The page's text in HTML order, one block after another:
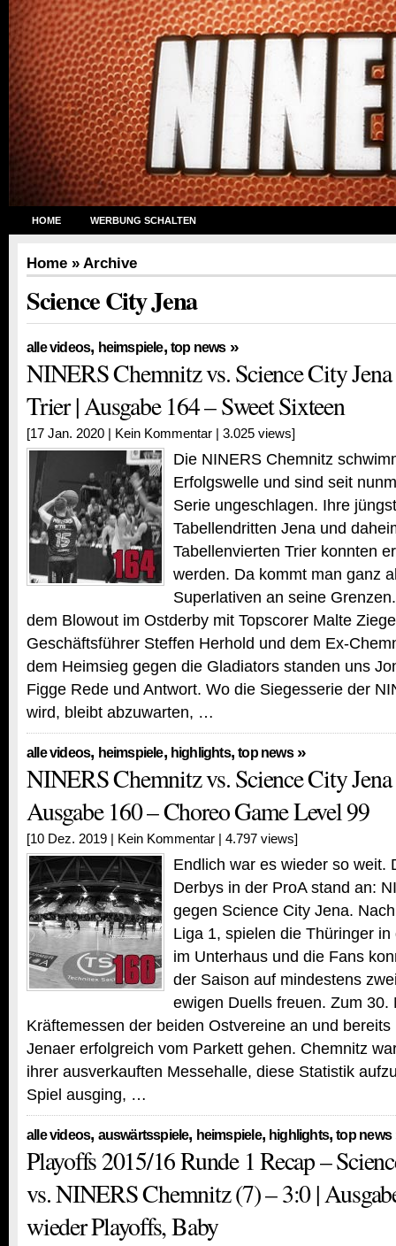
HOME WERBUNG SCHALTEN
Home » Archive
Science City Jena
alle videos, heimspiele, top news»
NINERS Chemnitz vs. Science City
Trier | Ausgabe 164 – Sweet Sixteen
[17 Jan. 2020 | Kein Kommentar | 3.025 views]
Die NINERS Chemnitz
Erfolgswelle und sind seit
Serie ungeschlagen. Ihre
Tabellendritten Jena und
Tabellenvierten Trier konnten
werden. Da kommt man ganz
Superlativen an seine
dem Blowout im Ostderby mit Topscorer Malte
Geschäftsführer Steffen Herhold und dem Ex-
dem Heimsieg gegen die Gladiators standen uns
Figge Rede und Antwort. Wo die Siegesserie der
wird, bleibt abzuwarten, …
alle videos, heimspiele, highlights,top news»
NINERS Chemnitz vs. Science City
Ausgabe 160 – Choreo Game Level 99
[10 Dez. 2019 | Kein Kommentar | 4.797 views]
Endlich war es wieder so weit.
Derbys in der ProA stand an:
gegen Science City Jena.
Liga 1, spielen die Thüringer
im Unterhaus und die Fans
der Saison auf mindestens
ewigen Duells freuen. Zum 30.
Kräftemessen der beiden Ostvereine an und
Jenaer erfolgreich vom Parkett gehen. Chemnitz
ihrer ausverkauften Messehalle, diese Statistik
Spiel ausging, …
alle videos, auswärtsspiele, heimspiele, highlights,top news
Playoffs 2015/16 Runde 1 Recap –
vs. NINERS Chemnitz (7) – 3:0 |
wieder Playoffs, Baby